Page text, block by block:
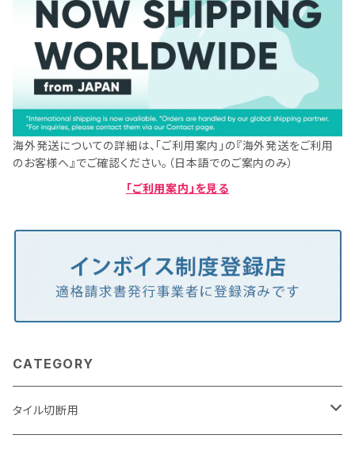
海外発送についての詳細は、「ご利用案内」の『海外発送をご利用
のお客様へ』でご確認ください。（日本語でのご案内のみ）
「ご利用案内」を見る
CATEGORY
タイル切断用